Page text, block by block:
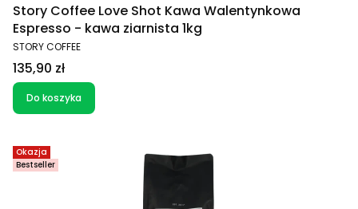
Story Coffee Love Shot Kawa Walentynkowa
Espresso - kawa ziarnista 1kg
PRODUCENT
STORY COFFEE
Cena
135,90 zł
Do koszyka
Okazja
Bestseller